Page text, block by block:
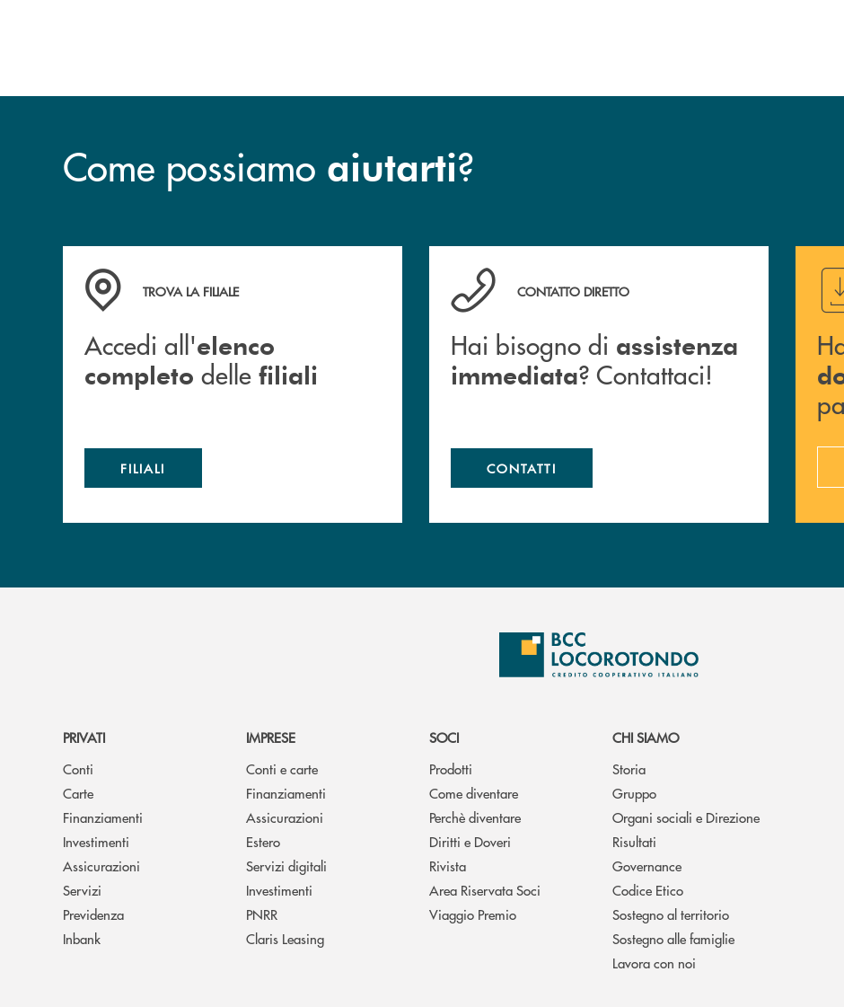
Come possiamo aiutarti?
Accedi all' elenco completo delle filiali
TROVA LA FILIALE
Accedi all'elenco
completo delle filiali
FILIALI
Hai bisogno di assistenza immediata ? Contattaci!
CONTATTO DIRETTO
Hai bisogno di assistenza
immediata? Contattaci!
CONTATTI
PRIVATI
Conti
Carte
Finanziamenti
Investimenti
Assicurazioni
Servizi
Previdenza
Inbank
IMPRESE
Conti e carte
Finanziamenti
Assicurazioni
Estero
Servizi digitali
Investimenti
PNRR
Claris Leasing
SOCI
Prodotti
Come diventare
Perchè diventare
Diritti e Doveri
Rivista
Area Riservata Soci
Viaggio Premio
CHI SIAMO
Storia
Gruppo
Organi sociali e Direzione
Risultati
Governance
Codice Etico
Sostegno al territorio
Sostegno alle famiglie
Lavora con noi